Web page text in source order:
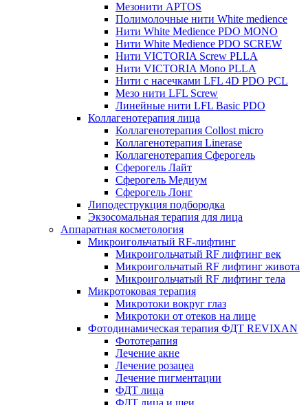
Мезонити APTOS
Полимолочные нити White medience
Нити White Medience PDO MONO
Нити White Medience PDO SCREW
Нити VICTORIA Screw PLLA
Нити VICTORIA Mono PLLA
Нити с насечками LFL 4D PDO PCL
Мезо нити LFL Screw
Линейные нити LFL Basic PDO
Коллагенотерапия лица
Коллагенотерапия Collost micro
Коллагенотерапия Linerase
Коллагенотерапия Сферогель
Сферогель Лайт
Сферогель Медиум
Сферогель Лонг
Липодеструкция подбородка
Экзосомальная терапия для лица
Аппаратная косметология
Микроигольчатый RF-лифтинг
Микроигольчатый RF лифтинг век
Микроигольчатый RF лифтинг живота
Микроигольчатый RF лифтинг тела
Микротоковая терапия
Микротоки вокруг глаз
Микротоки от отеков на лице
Фотодинамическая терапия ФДТ REVIXAN
Фототерапия
Лечение акне
Лечение розацеа
Лечение пигментации
ФДТ лица
ФДТ лица и шеи